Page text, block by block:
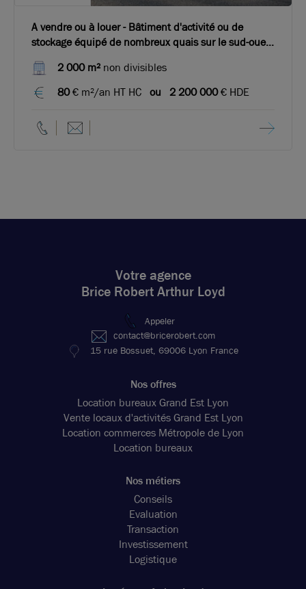
A vendre ou à louer - Bâtiment d'activité ou de
stockage équipé de nombreux quais sur le sud-ouest
2 000 m² non divisibles
80€ m²/an HT HC ou 2 200 000€ HDE
Votre agence
Brice Robert Arthur Loyd
Appeler
contact@bricerobert.com
15 rue Bossuet, 69006 Lyon France
Nos offres
Location bureaux Grand Est Lyon
Vente locaux d'activités Grand Est Lyon
Location commerces Métropole de Lyon
Location bureaux
Nos métiers
Conseils
Evaluation
Transaction
Investissement
Logistique